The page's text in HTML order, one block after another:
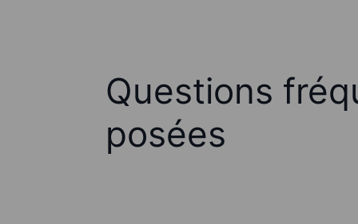
Questions
posées